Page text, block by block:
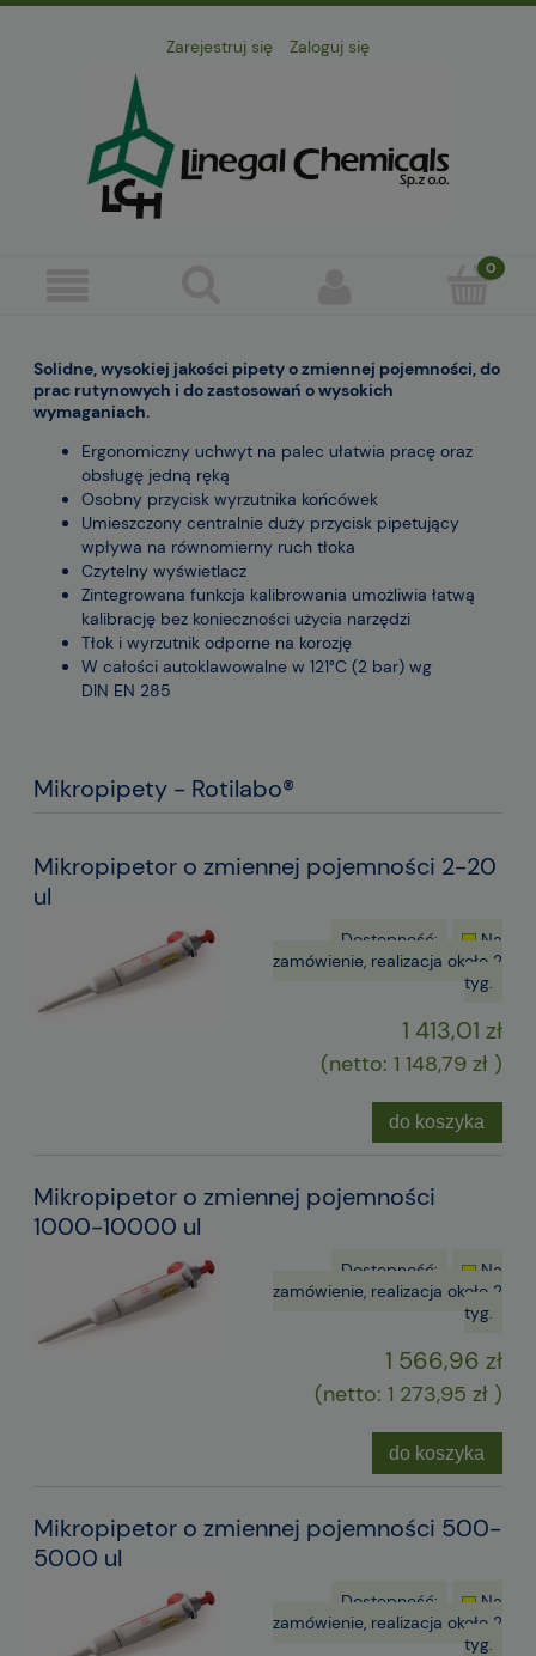
Zarejestruj się Zaloguj się
Solidne, wysokiej jakości pipety o zmiennej pojemności, do
prac rutynowych i do zastosowań o wysokich
wymaganiach.
Ergonomiczny uchwyt na palec ułatwia pracę oraz
obsługę jedną ręką
Osobny przycisk wyrzutnika końcówek
Umieszczony centralnie duży przycisk pipetujący
wpływa na równomierny ruch tłoka
Czytelny wyświetlacz
Zintegrowana funkcja kalibrowania umożliwia łatwą
kalibrację bez konieczności użycia narzędzi
Tłok i wyrzutnik odporne na korozję
W całości autoklawowalne w 121°C (2 bar) wg
DIN EN 285
Mikropipety - Rotilabo®
Mikropipetor o zmiennej pojemności 2-20
ul
Dostępność:
Na
zamówienie, realizacja około 2
tyg.
1 413,01 zł
(netto: 1 148,79 zł )
do koszyka
Mikropipetor o zmiennej pojemności
1000-10000 ul
Dostępność:
Na
zamówienie, realizacja około 2
tyg.
1 566,96 zł
(netto: 1 273,95 zł )
do koszyka
Mikropipetor o zmiennej pojemności 500-
5000 ul
Dostępność:
Na
zamówienie, realizacja około 2
tyg.